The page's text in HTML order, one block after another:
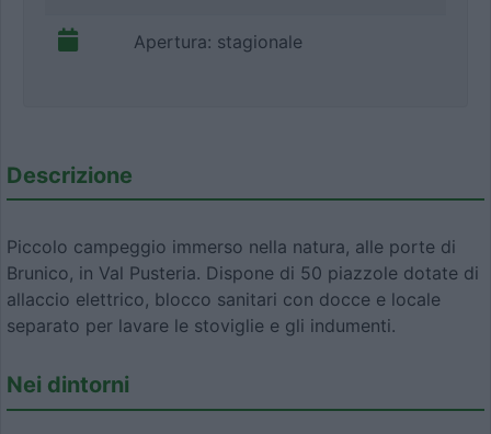
Apertura: stagionale
Descrizione
Piccolo campeggio immerso nella natura, alle porte di
Brunico, in Val Pusteria. Dispone di 50 piazzole dotate di
allaccio elettrico, blocco sanitari con docce e locale
separato per lavare le stoviglie e gli indumenti.
Nei dintorni